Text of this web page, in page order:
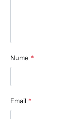
Nume *
Email *